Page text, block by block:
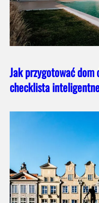
Jak przygotować
checklista